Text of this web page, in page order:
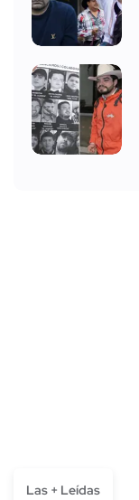
Las + Leídas